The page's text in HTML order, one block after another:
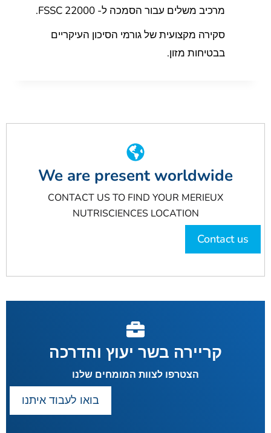
מרכיב משלים עבור הסמכה ל- FSSC 22000.
סקירה מקצועית של גורמי הסיכון העיקריים
בבטיחות מזון.
Contact us
We are present worldwide
CONTACT US TO FIND YOUR MERIEUX
NUTRISCIENCES LOCATION
קריירה בשר יעוץ והדרכה
הצטרפו לצוות המומחים שלנו
בואו לעבוד איתנו